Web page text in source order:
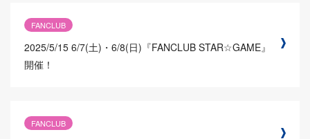
FANCLUB
2025/5/15 6/7(土)・6/8(日)『FANCLUB STAR☆GAME』
開催！
FANCLUB